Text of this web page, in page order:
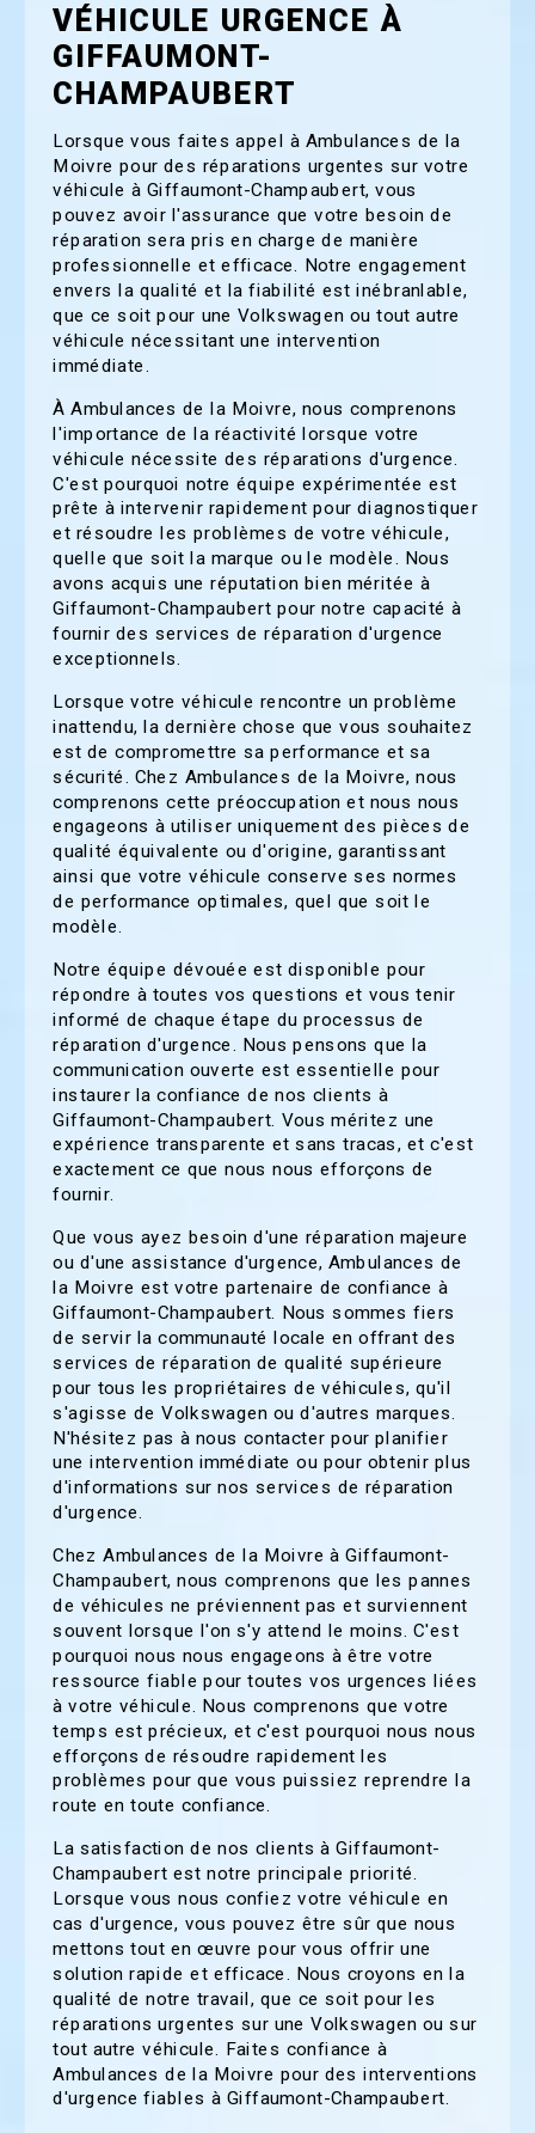
VÉHICULE URGENCE À
GIFFAUMONT-
CHAMPAUBERT
Lorsque vous faites appel à Ambulances de la
Moivre pour des réparations urgentes sur votre
véhicule à Giffaumont-Champaubert, vous
pouvez avoir l'assurance que votre besoin de
réparation sera pris en charge de manière
professionnelle et efficace. Notre engagement
envers la qualité et la fiabilité est inébranlable,
que ce soit pour une Volkswagen ou tout autre
véhicule nécessitant une intervention
immédiate.
À Ambulances de la Moivre, nous comprenons
l'importance de la réactivité lorsque votre
véhicule nécessite des réparations d'urgence.
C'est pourquoi notre équipe expérimentée est
prête à intervenir rapidement pour diagnostiquer
et résoudre les problèmes de votre véhicule,
quelle que soit la marque ou le modèle. Nous
avons acquis une réputation bien méritée à
Giffaumont-Champaubert pour notre capacité à
fournir des services de réparation d'urgence
exceptionnels.
Lorsque votre véhicule rencontre un problème
inattendu, la dernière chose que vous souhaitez
est de compromettre sa performance et sa
sécurité. Chez Ambulances de la Moivre, nous
comprenons cette préoccupation et nous nous
engageons à utiliser uniquement des pièces de
qualité équivalente ou d'origine, garantissant
ainsi que votre véhicule conserve ses normes
de performance optimales, quel que soit le
modèle.
Notre équipe dévouée est disponible pour
répondre à toutes vos questions et vous tenir
informé de chaque étape du processus de
réparation d'urgence. Nous pensons que la
communication ouverte est essentielle pour
instaurer la confiance de nos clients à
Giffaumont-Champaubert. Vous méritez une
expérience transparente et sans tracas, et c'est
exactement ce que nous nous efforçons de
fournir.
Que vous ayez besoin d'une réparation majeure
ou d'une assistance d'urgence, Ambulances de
la Moivre est votre partenaire de confiance à
Giffaumont-Champaubert. Nous sommes fiers
de servir la communauté locale en offrant des
services de réparation de qualité supérieure
pour tous les propriétaires de véhicules, qu'il
s'agisse de Volkswagen ou d'autres marques.
N'hésitez pas à nous contacter pour planifier
une intervention immédiate ou pour obtenir plus
d'informations sur nos services de réparation
d'urgence.
Chez Ambulances de la Moivre à Giffaumont-
Champaubert, nous comprenons que les pannes
de véhicules ne préviennent pas et surviennent
souvent lorsque l'on s'y attend le moins. C'est
pourquoi nous nous engageons à être votre
ressource fiable pour toutes vos urgences liées
à votre véhicule. Nous comprenons que votre
temps est précieux, et c'est pourquoi nous nous
efforçons de résoudre rapidement les
problèmes pour que vous puissiez reprendre la
route en toute confiance.
La satisfaction de nos clients à Giffaumont-
Champaubert est notre principale priorité.
Lorsque vous nous confiez votre véhicule en
cas d'urgence, vous pouvez être sûr que nous
mettons tout en œuvre pour vous offrir une
solution rapide et efficace. Nous croyons en la
qualité de notre travail, que ce soit pour les
réparations urgentes sur une Volkswagen ou sur
tout autre véhicule. Faites confiance à
Ambulances de la Moivre pour des interventions
d'urgence fiables à Giffaumont-Champaubert.